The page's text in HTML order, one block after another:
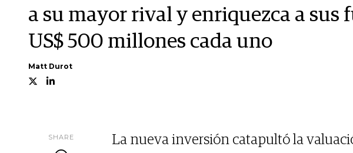
a su mayor rival y enriquezca a sus
US$ 500 millones cada uno
Matt Durot
SHARE
La nueva inversión catapultó la